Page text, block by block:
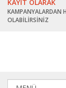
KAYIT OLARAK
KAMPANYALARDAN
OLABİLİRSİNİZ